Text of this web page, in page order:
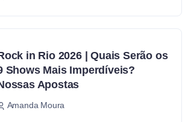
in Rio 2026 | Quais Serão os
Shows Mais Imperdíveis?
Apostas
Amanda Moura